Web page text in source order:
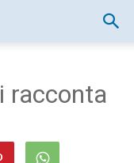
racconta